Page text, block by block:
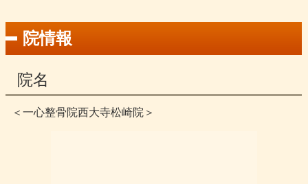
院情報
院名
＜一心整骨院西大寺松崎院＞